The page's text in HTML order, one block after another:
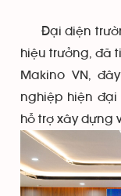
Đại diện trường
hiệu trưởng, đã
Makino VN,
nghiệp hiện
hỗ trợ xây dựng